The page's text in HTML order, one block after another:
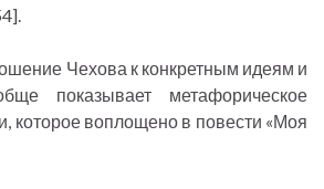
Чехова к конкретным идеям и
показывает метафорическое
которое воплощено в повести «Моя